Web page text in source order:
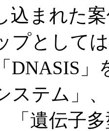
込まれた
プとして
DNASIS
ステム」
「遺伝子